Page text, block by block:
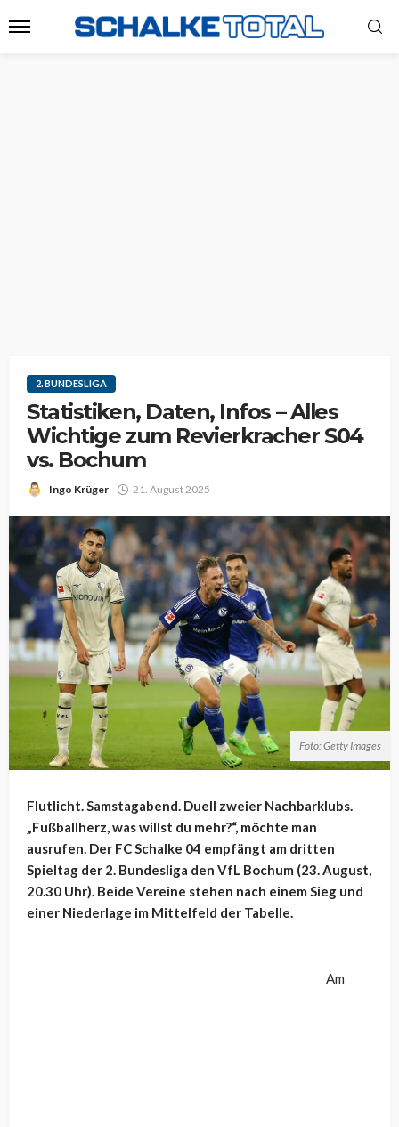
2. BUNDESLIGA
Statistiken, Daten, Infos – Alles
Wichtige zum Revierkracher S04
vs. Bochum
Ingo Krüger 21. August 2025
Foto: Getty Images
Flutlicht. Samstagabend. Duell zweier Nachbarklubs.
„Fußballherz, was willst du mehr?“, möchte man
ausrufen. Der FC Schalke 04 empfängt am dritten
Spieltag der 2. Bundesliga den VfL Bochum (23. August,
20.30 Uhr). Beide Vereine stehen nach einem Sieg und
einer Niederlage im Mittelfeld der Tabelle.
Am